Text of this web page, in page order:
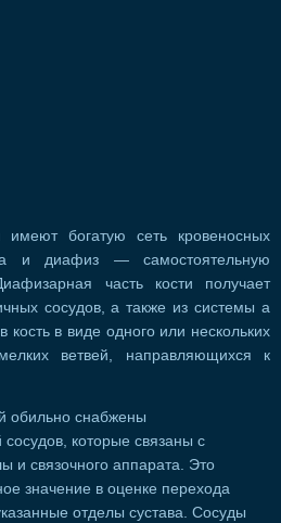
имеют богатую сеть кровеносных
и диафиз — самостоятельную
часть кости получает
сосудов, а также из системы a
кость в виде одного или нескольких
ветвей, направляющихся к
обильно снабжены
которые связаны с
и связочного аппарата. Это
значение в оценке перехода
отделы сустава. Сосуды